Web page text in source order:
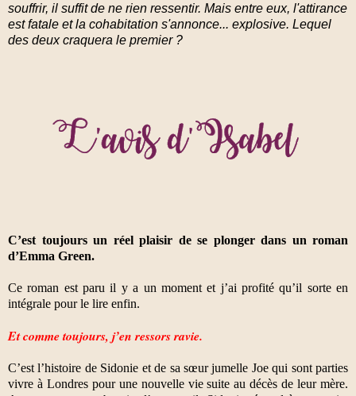
souffrir, il suffit de ne rien ressentir. Mais entre eux, l'attirance
est fatale et la cohabitation s'annonce... explosive. Lequel
des deux craquera le premier ?
C’est toujours un réel plaisir de se plonger dans un roman
d’Emma Green.
Ce roman est paru il y a un moment et j’ai profité qu’il sorte en
intégrale pour le lire enfin.
Et comme toujours, j’en ressors ravie.
C’est l’histoire de Sidonie et de sa sœur jumelle Joe qui sont parties
vivre à Londres pour une nouvelle vie suite au décès de leur mère.